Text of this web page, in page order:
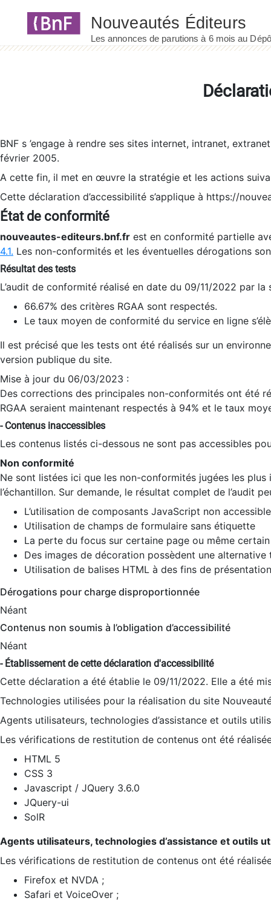
BNF s ’engage à rendre ses sites internet, intranet,
février 2005.
A cette fin, il met en œuvre la stratégie et les actions
Cette déclaration d’accessibilité s’applique à https://
État de conformité
nouveautes-editeurs.bnf.fr est en conformité partielle
4.1. Les non-conformités et les éventuelles dérogations
Résultat des tests
L’audit de conformité réalisé en date du 09/11/2022 par
66.67% des critères RGAA sont respectés.
Le taux moyen de conformité du service en ligne
Il est précisé que les tests ont été réalisés sur un
version publique du site.
Mise à jour du 06/03/2023 :
Des corrections des principales non-conformités ont été
RGAA seraient maintenant respectés à 94% et le taux
- Contenus inaccessibles
Les contenus listés ci-dessous ne sont pas accessibles
Non conformité
Ne sont listées ici que les non-conformités jugées les
l’échantillon. Sur demande, le résultat complet de l’audit
L’utilisation de composants JavaScript non
Utilisation de champs de formulaire sans étiquette
La perte du focus sur certaine page ou même
Des images de décoration possèdent une alternative
Utilisation de balises HTML à des fins de
Dérogations pour charge disproportionnée
Néant
Contenus non soumis à l’obligation d’accessibilité
Néant
- Établissement de cette déclaration d'accessibilité
Cette déclaration a été établie le 09/11/2022. Elle a été
Technologies utilisées pour la réalisation du site
Agents utilisateurs, technologies d’assistance et outils
Les vérifications de restitution de contenus ont été
HTML 5
CSS 3
Javascript / JQuery 3.6.0
JQuery-ui
SolR
Agents utilisateurs, technologies d’assistance et outils
Les vérifications de restitution de contenus ont été
Firefox et NVDA ;
Safari et VoiceOver ;